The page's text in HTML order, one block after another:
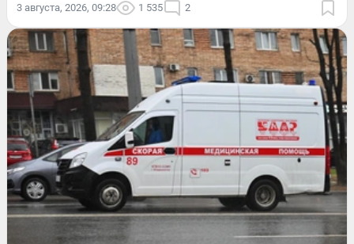
3 августа, 2026, 09:28 1 535 2